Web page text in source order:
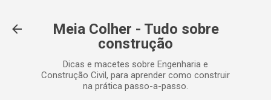
Meia Colher - Tudo sobre
construção
Dicas e macetes sobre Engenharia e
Construção Civil, para aprender como construir
na prática passo-a-passo.